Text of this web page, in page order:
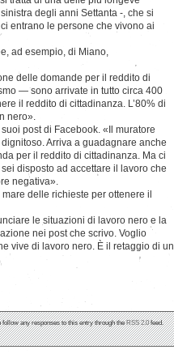
degli anni Settanta -, che si
entrano le persone che vivono ai
ad esempio, di Miano,
delle domande per il reddito di
— sono arrivate in tutto circa 400
il reddito di cittadinanza. L’80% di
nero».
post di Facebook. «Il muratore
Arriva a guadagnare anche
per il reddito di cittadinanza. Ma ci
disposto ad accettare il lavoro che
negativa».
delle richieste per ottenere il
le situazioni di lavoro nero e la
nei post che scrivo. Voglio
vive di lavoro nero. È il retaggio di un
follow any responses to this entry through theRSS 2.0feed.